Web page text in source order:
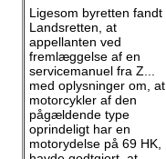
Ligesom byretten fandt
Landsretten, at
appellanten ved
fremlæggelse af en
servicemanuel fra Z...
med oplysninger om, at
motorcykler af den
pågældende type
oprindeligt har en
motorydelse på 69 HK,